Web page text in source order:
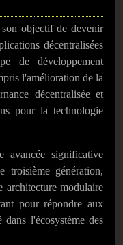
objectif de devenir
décentralisées
de développement
l'amélioration de la
décentralisée et
pour la technologie
avancée significative
troisième génération,
architecture modulaire
pour répondre aux
l'écosystème des